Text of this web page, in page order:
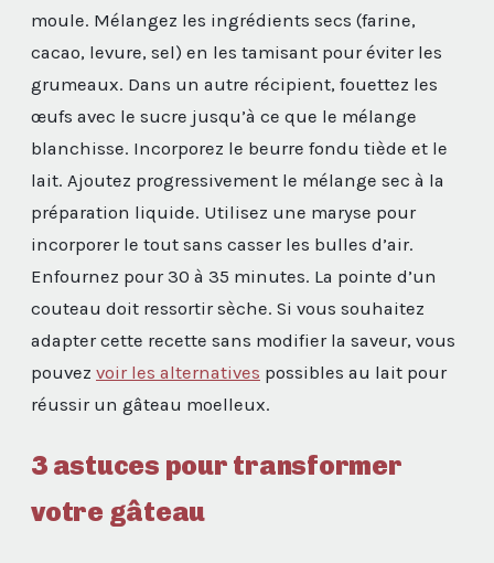
moule. Mélangez les ingrédients secs (farine,
cacao, levure, sel) en les tamisant pour éviter les
grumeaux. Dans un autre récipient, fouettez les
œufs avec le sucre jusqu’à ce que le mélange
blanchisse. Incorporez le beurre fondu tiède et le
lait. Ajoutez progressivement le mélange sec à la
préparation liquide. Utilisez une maryse pour
incorporer le tout sans casser les bulles d’air.
Enfournez pour 30 à 35 minutes. La pointe d’un
couteau doit ressortir sèche. Si vous souhaitez
adapter cette recette sans modifier la saveur, vous
pouvez voir les alternatives possibles au lait pour
réussir un gâteau moelleux.
3 astuces pour transformer
votre gâteau